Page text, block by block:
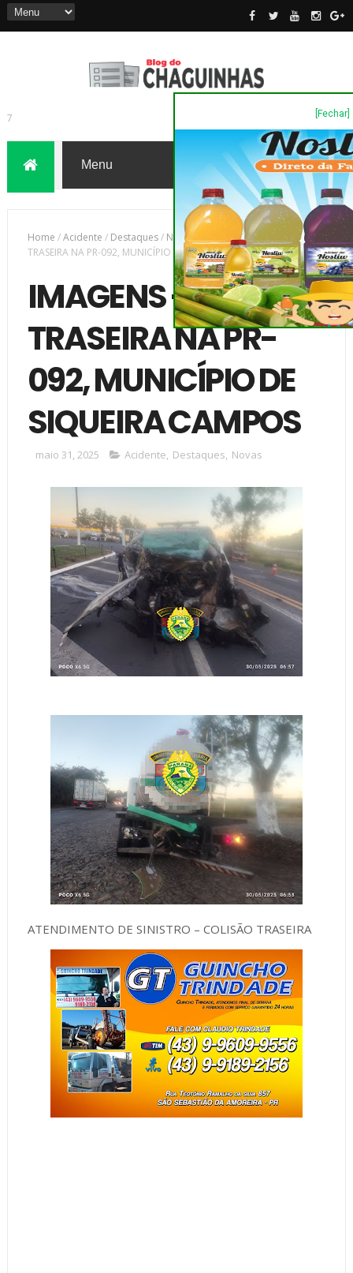
7
Home /Acidente / Destaques/ Novas
IMAGENS - COLISÃO
TRASEIRA NA PR-092, MUNICÍPIO DE SIQUEIRA CAMPOS
IMAGENS - COLISÃO
TRASEIRA NA PR-
092, MUNICÍPIO DE
SIQUEIRA CAMPOS
maio 31, 2025 Acidente, Destaques, Novas
ATENDIMENTO DE SINISTRO – COLISÃO TRASEIRA